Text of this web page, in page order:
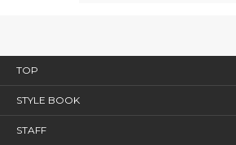
TOP
STYLE BOOK
STAFF